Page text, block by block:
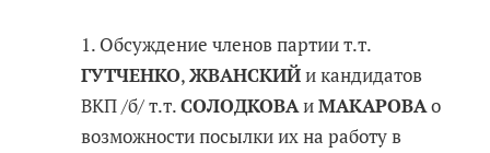
1. Обсуждение членов партии т.т.
ГУТЧЕНКО,ЖВАНСКИЙи кандидатов
ВКП /б/ т.т.СОЛОДКОВАиМАКАРОВАо
возможности посылки их на работу в